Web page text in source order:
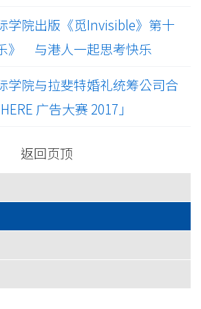
学院出版《觅Invisible》第十
》 与港人一起思考快乐
学院与拉斐特婚礼统筹公司合
广告大赛 2017」
返回页顶